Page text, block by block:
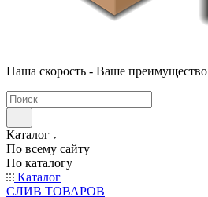
Наша скорость - Ваше преимущество
Каталог
По всему сайту
По каталогу
Каталог
CЛИВ ТОВАРОВ